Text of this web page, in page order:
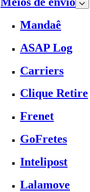
Mandaê
ASAP Log
Carriers
Clique Retire
Frenet
GoFretes
Intelipost
Lalamove